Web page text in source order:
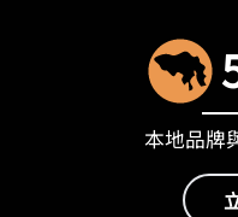
本地品牌